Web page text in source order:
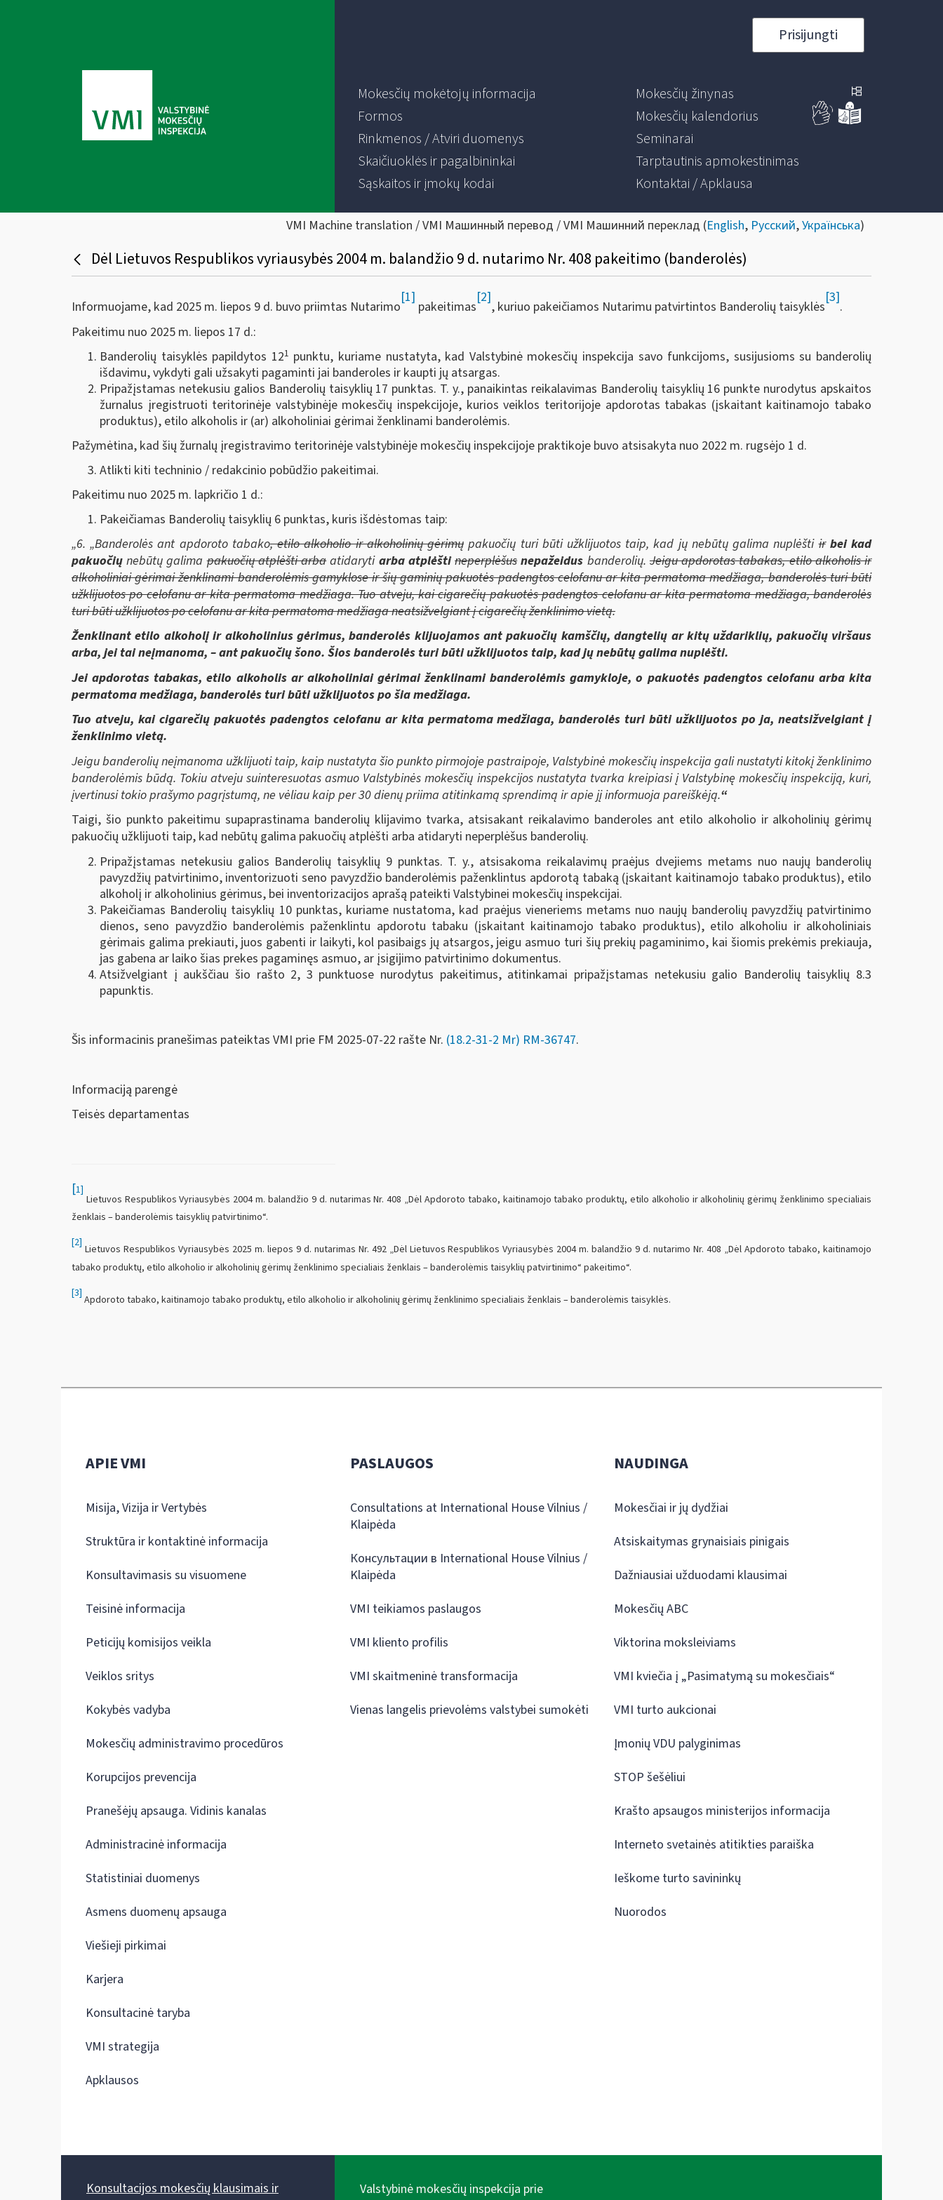
Prisijungti
Mokesčių mokėtojų informacija
Formos
Rinkmenos / Atviri duomenys
Skaičiuoklės ir pagalbininkai
Sąskaitos ir įmokų kodai
Mokesčių žinynas
Mokesčių kalendorius
Seminarai
Tarptautinis apmokestinimas
Kontaktai / Apklausa
VMI Machine translation / VMI Машинный перевод / VMI Машинний переклад (English, Русский,Українська)
Dėl Lietuvos Respublikos vyriausybės 2004 m. balandžio 9 d. nutarimo Nr. 408 pakeitimo (banderolės)
Informuojame, kad 2025 m. liepos 9 d. buvo priimtas Nutarimo
[1]
pakeitimas
[2]
, kuriuo pakeičiamos Nutarimu patvirtintos Banderolių taisyklės
[3]
.
Pakeitimu nuo 2025 m. liepos 17 d.:
Banderolių taisyklės papildytos 121 punktu, kuriame nustatyta, kad Valstybinė mokesčių inspekcija savo funkcijoms, susijusioms su banderolių
išdavimu, vykdyti gali užsakyti pagaminti jai banderoles ir kaupti jų atsargas.
Pripažįstamas netekusiu galios Banderolių taisyklių 17 punktas. T. y., panaikintas reikalavimas Banderolių taisyklių 16 punkte nurodytus apskaitos
žurnalus įregistruoti teritorinėje valstybinėje mokesčių inspekcijoje, kurios veiklos teritorijoje apdorotas tabakas (įskaitant kaitinamojo tabako
produktus), etilo alkoholis ir (ar) alkoholiniai gėrimai ženklinami banderolėmis.
Pažymėtina, kad šių žurnalų įregistravimo teritorinėje valstybinėje mokesčių inspekcijoje praktikoje buvo atsisakyta nuo 2022 m. rugsėjo 1 d.
Atlikti kiti techninio / redakcinio pobūdžio pakeitimai.
Pakeitimu nuo 2025 m. lapkričio 1 d.:
Pakeičiamas Banderolių taisyklių 6 punktas, kuris išdėstomas taip:
„6.„Banderolės ant apdoroto tabako, etilo alkoholio ir alkoholinių gėrimų pakuočių turi būti užklijuotos taip, kad jų nebūtų galima nuplėštiir bei kad
pakuočiųnebūtų galimapakuočių atplėšti arbaatidaryti arba atplėštineperplėšus nepažeidus banderolių. Jeigu apdorotas tabakas, etilo alkoholis ir
alkoholiniai gėrimai ženklinami banderolėmis gamyklose ir šių gaminių pakuotės padengtos celofanu ar kita permatoma medžiaga, banderolės turi būti
užklijuotos po celofanu ar kita permatoma medžiaga. Tuo atveju, kai cigarečių pakuotės padengtos celofanu ar kita permatoma medžiaga, banderolės
turi būti užklijuotos po celofanu ar kita permatoma medžiaga neatsižvelgiant į cigarečių ženklinimo vietą.
Ženklinant etilo alkoholį ir alkoholinius gėrimus, banderolės klijuojamos ant pakuočių kamščių, dangtelių ar kitų uždariklių, pakuočių viršaus
arba, jei tai neįmanoma, – ant pakuočių šono. Šios banderolės turi būti užklijuotos taip, kad jų nebūtų galima nuplėšti.
Jei apdorotas tabakas, etilo alkoholis ar alkoholiniai gėrimai ženklinami banderolėmis gamykloje, o pakuotės padengtos celofanu arba kita
permatoma medžiaga, banderolės turi būti užklijuotos po šia medžiaga.
Tuo atveju, kai cigarečių pakuotės padengtos celofanu ar kita permatoma medžiaga, banderolės turi būti užklijuotos po ja, neatsižvelgiant į
ženklinimo vietą.
Jeigu banderolių neįmanoma užklijuoti taip, kaip nustatyta šio punkto pirmojoje pastraipoje, Valstybinė mokesčių inspekcija gali nustatyti kitokį ženklinimo
banderolėmis būdą. Tokiu atveju suinteresuotas asmuo Valstybinės mokesčių inspekcijos nustatyta tvarka kreipiasi į Valstybinę mokesčių inspekciją, kuri,
įvertinusi tokio prašymo pagrįstumą, ne vėliau kaip per 30 dienų priima atitinkamą sprendimą ir apie jį informuoja pareiškėją.“
Taigi, šio punkto pakeitimu supaprastinama banderolių klijavimo tvarka, atsisakant reikalavimo banderoles ant etilo alkoholio ir alkoholinių gėrimų
pakuočių užklijuoti taip, kad nebūtų galima pakuočių atplėšti arba atidaryti neperplėšus banderolių.
Pripažįstamas netekusiu galios Banderolių taisyklių 9 punktas. T. y., atsisakoma reikalavimų praėjus dvejiems metams nuo naujų banderolių
pavyzdžių patvirtinimo, inventorizuoti seno pavyzdžio banderolėmis paženklintus apdorotą tabaką (įskaitant kaitinamojo tabako produktus), etilo
alkoholį ir alkoholinius gėrimus, bei inventorizacijos aprašą pateikti Valstybinei mokesčių inspekcijai.
Pakeičiamas Banderolių taisyklių 10 punktas, kuriame nustatoma, kad praėjus vieneriems metams nuo naujų banderolių pavyzdžių patvirtinimo
dienos, seno pavyzdžio banderolėmis paženklintu apdorotu tabaku (įskaitant kaitinamojo tabako produktus), etilo alkoholiu ir alkoholiniais
gėrimais galima prekiauti, juos gabenti ir laikyti, kol pasibaigs jų atsargos, jeigu asmuo turi šių prekių pagaminimo, kai šiomis prekėmis prekiauja,
jas gabena ar laiko šias prekes pagaminęs asmuo, ar įsigijimo patvirtinimo dokumentus.
Atsižvelgiant į aukščiau šio rašto 2, 3 punktuose nurodytus pakeitimus, atitinkamai pripažįstamas netekusiu galio Banderolių taisyklių 8.3
papunktis.
Šis informacinis pranešimas pateiktas VMI prie FM 2025-07-22 rašte Nr. (18.2-31-2 Mr) RM-36747.
Informaciją parengė
Teisės departamentas
[1]
Lietuvos Respublikos Vyriausybės 2004 m. balandžio 9 d. nutarimas Nr. 408 „Dėl Apdoroto tabako, kaitinamojo tabako produktų, etilo alkoholio ir alkoholinių gėrimų ženklinimo specialiais
ženklais – banderolėmis taisyklių patvirtinimo“.
[2]
Lietuvos Respublikos Vyriausybės 2025 m. liepos 9 d. nutarimas Nr. 492 „Dėl Lietuvos Respublikos Vyriausybės 2004 m. balandžio 9 d. nutarimo Nr. 408 „Dėl Apdoroto tabako, kaitinamojo
tabako produktų, etilo alkoholio ir alkoholinių gėrimų ženklinimo specialiais ženklais – banderolėmis taisyklių patvirtinimo“ pakeitimo“.
[3]
Apdoroto tabako, kaitinamojo tabako produktų, etilo alkoholio ir alkoholinių gėrimų ženklinimo specialiais ženklais – banderolėmis taisyklės.
APIE VMI
Misija, Vizija ir Vertybės
Struktūra ir kontaktinė informacija
Konsultavimasis su visuomene
Teisinė informacija
Peticijų komisijos veikla
Veiklos sritys
Kokybės vadyba
Mokesčių administravimo procedūros
Korupcijos prevencija
Pranešėjų apsauga. Vidinis kanalas
Administracinė informacija
Statistiniai duomenys
Asmens duomenų apsauga
Viešieji pirkimai
Karjera
Konsultacinė taryba
VMI strategija
Apklausos
PASLAUGOS
Consultations at International House Vilnius /
Klaipėda
Консультации в International House Vilnius /
Klaipėda
VMI teikiamos paslaugos
VMI kliento profilis
VMI skaitmeninė transformacija
Vienas langelis prievolėms valstybei sumokėti
NAUDINGA
Mokesčiai ir jų dydžiai
Atsiskaitymas grynaisiais pinigais
Dažniausiai užduodami klausimai
Mokesčių ABC
Viktorina moksleiviams
VMI kviečia į „Pasimatymą su mokesčiais“
VMI turto aukcionai
Įmonių VDU palyginimas
STOP šešėliui
Krašto apsaugos ministerijos informacija
Interneto svetainės atitikties paraiška
Ieškome turto savininkų
Nuorodos
Konsultacijos mokesčių klausimais ir
Valstybinė mokesčių inspekcija prie